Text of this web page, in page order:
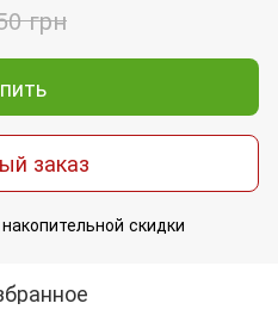
грн
заказ
скидки